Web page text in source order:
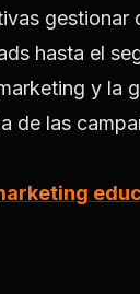
hasta el
y la
de las